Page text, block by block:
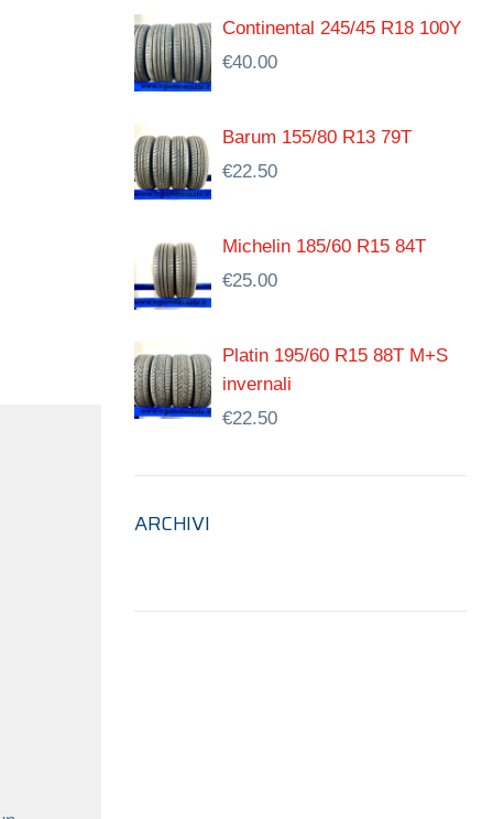
Continental 245/45 R18 100Y
€40.00
Barum 155/80 R13 79T
€22.50
Michelin 185/60 R15 84T
€25.00
Platin 195/60 R15 88T M+S
invernali
€22.50
ARCHIVI